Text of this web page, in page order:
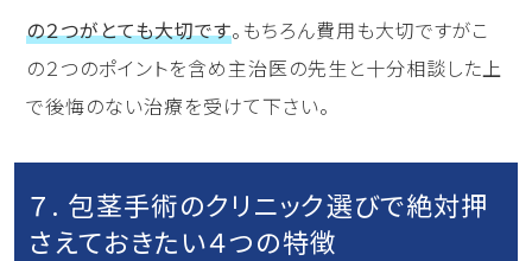
の２つがとても大切です。もちろん費用も大切ですがこ
の２つのポイントを含め主治医の先生と十分相談した上
で後悔のない治療を受けて下さい。
７. 包茎手術のクリニック選びで絶対押
さえておきたい４つの特徴